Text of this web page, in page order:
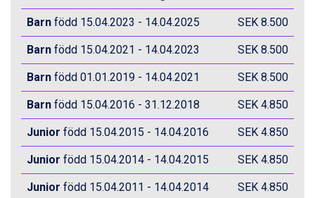
Val Thorens från 8.395 kr.
St. Anton från 11.245 kr.
Zell am See från 6.295 kr.
Canazei från 7.195 kr.
Livigno från 5.595 kr.
Ponte di Legno från 7.395 kr.
Sauze dOulx från 6.145 kr.
Alleghe från 8.545 kr.
Bad Gastein från 6.295 kr.
Arabba från 11.045 kr.
La Thuile från 7.045 kr.
Cervinia från 8.245 kr.
Saalbach från 9.445 kr.
Barn född 15.04.2023 - 14.04.2025 SEK 8.500
Barn född 15.04.2021 - 14.04.2023 SEK 8.500
Barn född 01.01.2019 - 14.04.2021 SEK 8.500
Barn född 15.04.2016 - 31.12.2018 SEK 4.850
Junior född 15.04.2015 - 14.04.2016 SEK 4.850
Junior född 15.04.2014 - 14.04.2015 SEK 4.850
Junior född 15.04.2011 - 14.04.2014 SEK 4.850